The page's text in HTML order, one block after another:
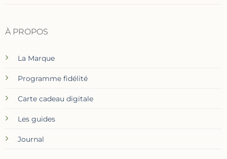
À PROPOS
La Marque
Programme fidélité
Carte cadeau digitale
Les guides
Journal